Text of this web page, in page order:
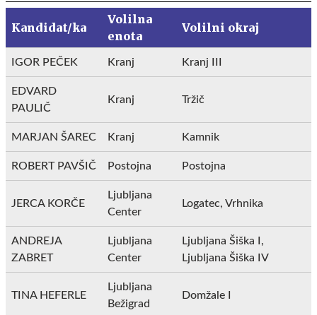
Kandidat/ka
Volilna
enota
Volilni okraj
IGOR PEČEK Kranj Kranj III
EDVARD
PAULIČ
Kranj Tržič
MARJAN ŠAREC Kranj Kamnik
ROBERT PAVŠIČ Postojna Postojna
JERCA KORČE
Ljubljana
Center
Logatec, Vrhnika
ANDREJA
ZABRET
Ljubljana
Center
Ljubljana Šiška I,
Ljubljana Šiška IV
TINA HEFERLE
Ljubljana
Bežigrad
Domžale I